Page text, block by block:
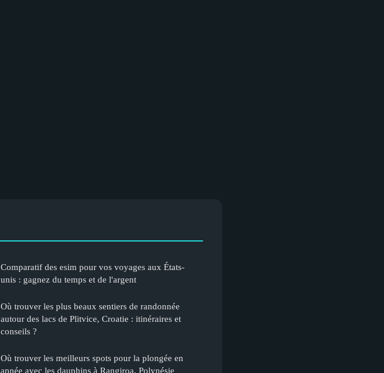
Comparatif des esim pour vos voyages aux États-
unis : gagnez du temps et de l'argent
Où trouver les plus beaux sentiers de randonnée
autour des lacs de Plitvice, Croatie : itinéraires et
conseils ?
Où trouver les meilleurs spots pour la plongée en
apnée avec les dauphins à Rangiroa, Polynésie